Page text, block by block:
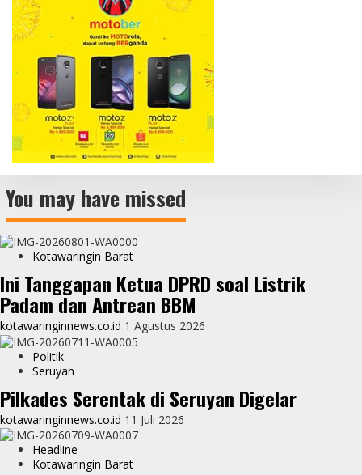
You may have missed
Kotawaringin Barat
Ini Tanggapan Ketua DPRD soal Listrik
Padam dan Antrean BBM
kotawaringinnews.co.id 1 Agustus 2026
Politik
Seruyan
Pilkades Serentak di Seruyan Digelar
kotawaringinnews.co.id 11 Juli 2026
Headline
Kotawaringin Barat